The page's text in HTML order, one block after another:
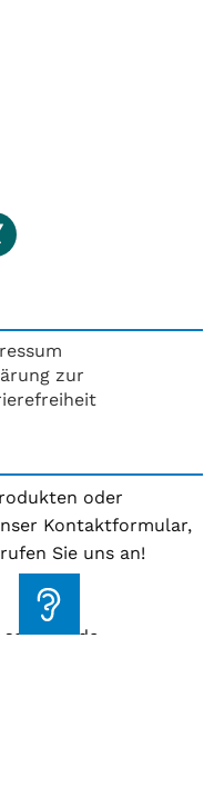
zur
oder
Kontaktformular,
Sie uns an!